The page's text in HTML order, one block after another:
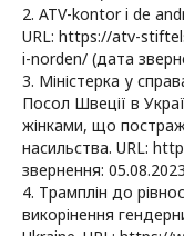
2. ATV-kontor i de
URL: https://atv-
i-norden/ (дата
3. Міністерка у
Посол Швеції в
жінками, що
насильства. URL:
звернення:
4. Трамплін до
викорінення